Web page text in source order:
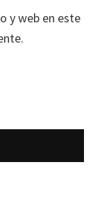
y web en este